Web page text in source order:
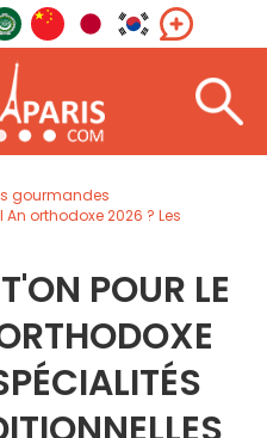
gourmandes
orthodoxe 2026 ? Les
POUR LE